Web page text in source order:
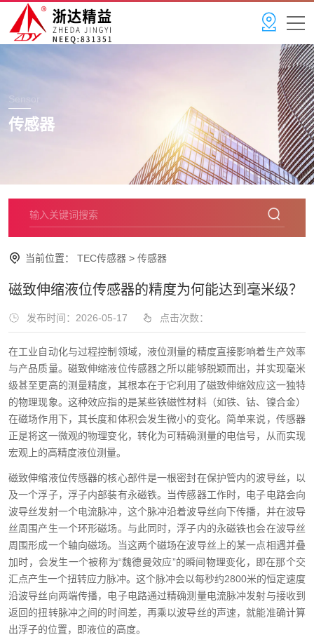
Sensor
传感器
当前位置： TEC传感器 > 传感器
磁致伸缩液位传感器的精度为何能达到毫米级？
发布时间：2026-05-17 点击次数：
在工业自动化与过程控制领域，液位测量的精度直接影响着生产效率
与产品质量。磁致伸缩液位传感器之所以能够脱颖而出，并实现毫米
级甚至更高的测量精度，其根本在于它利用了磁致伸缩效应这一独特
的物理现象。这种效应指的是某些铁磁性材料（如铁、钴、镍合金）
在磁场作用下，其长度和体积会发生微小的变化。简单来说，传感器
正是将这一微观的物理变化，转化为可精确测量的电信号，从而实现
宏观上的高精度液位测量。
磁致伸缩液位传感器的核心部件是一根密封在保护管内的波导丝，以
及一个浮子，浮子内部装有永磁铁。当传感器工作时，电子电路会向
波导丝发射一个电流脉冲，这个脉冲沿着波导丝向下传播，并在波导
丝周围产生一个环形磁场。与此同时，浮子内的永磁铁也会在波导丝
周围形成一个轴向磁场。当这两个磁场在波导丝上的某一点相遇并叠
加时，会发生一个被称为“魏德曼效应”的瞬间物理变化，即在那个交
汇点产生一个扭转应力脉冲。这个脉冲会以每秒约2800米的恒定速度
沿波导丝向两端传播，电子电路通过精确测量电流脉冲发射与接收到
返回的扭转脉冲之间的时间差，再乘以波导丝的声速，就能准确计算
出浮子的位置，即液位的高度。